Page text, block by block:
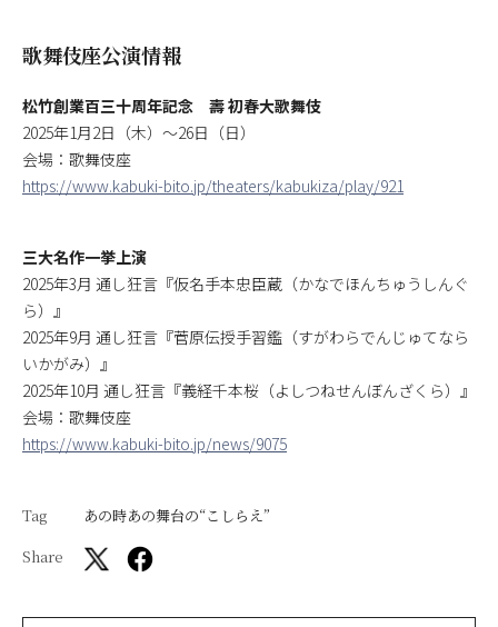
歌舞伎座公演情報
松竹創業百三十周年記念 壽 初春大歌舞伎
2025年1月2日（木）～26日（日）
会場：歌舞伎座
https://www.kabuki-bito.jp/theaters/kabukiza/play/921
三大名作一挙上演
2025年3月 通し狂言『仮名手本忠臣蔵（かなでほんちゅうしんぐ
ら）』
2025年9月 通し狂言『菅原伝授手習鑑（すがわらでんじゅてなら
いかがみ）』
2025年10月 通し狂言『義経千本桜（よしつねせんぼんざくら）』
会場：歌舞伎座
https://www.kabuki-bito.jp/news/9075
Tag
あの時あの舞台の“こしらえ”
Share